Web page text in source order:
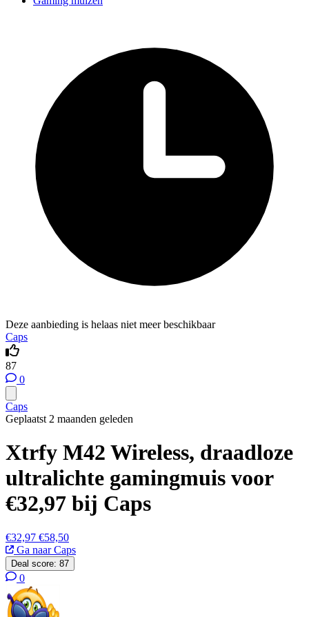
Deze aanbieding is helaas niet meer beschikbaar
Caps
87
0
Caps
Geplaatst 2 maanden geleden
Xtrfy M42 Wireless, draadloze
ultralichte gamingmuis voor
€32,97 bij Caps
€32,97 €58,50
Ga naar Caps
Deal score: 87
0